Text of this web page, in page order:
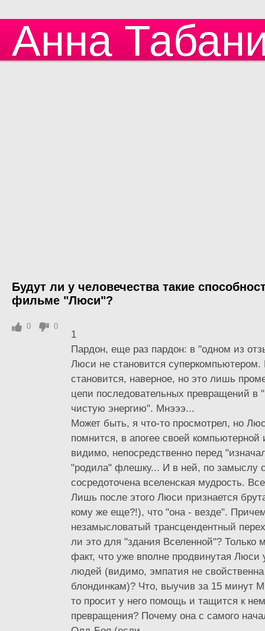
Анна
Будут ли у человечества такие
фильме "Люси"?
1
Пардон, еще раз пардон: в "одном из
Люси не становится суперкомпьютером.
становится, наверное, но это лишь
цепи последовательных превращений в
чистую энергию". Мнэээ...
Может быть, я что-то просмотрел, но
помнится, в апогее своей компьютерной
видимо, непосредственно перед
"родила" флешку... И в ней, по замыслу
сосредоточена вселенская мудрость.
Лишь после этого Люси признается
кому же еще?!), что "она - везде".
незамысловатый трансцендентный
ли это для "здания Вселенной"? Только
факт, что уже вполне продвинутая Люси
людей (видимо, эмпатия не
блондинкам)? Что, выучив за 15 минут
то просит у него помощь и тащится к
превращения? Почему она с самого
0 0